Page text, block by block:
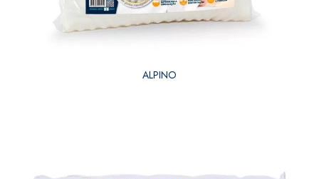
ALPINO